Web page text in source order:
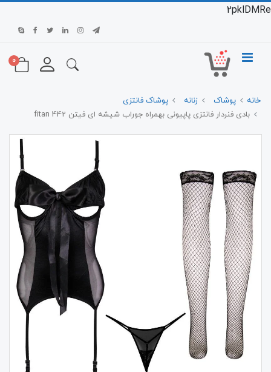
2pklDMRe
0
خانه پوشاک زنانه
پوشاک فانتزی
بادی فنردار فانتزی پاپیونی بهمراه جوراب شیشه ای فیتن 442 fitan